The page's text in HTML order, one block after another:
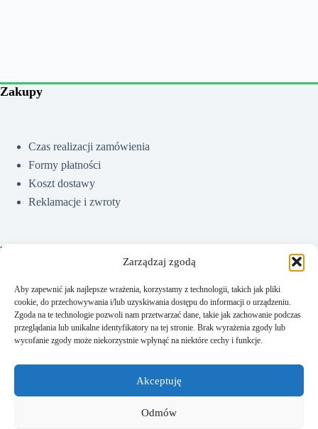
Zarządzaj zgodą
Aby zapewnić jak najlepsze wrażenia, korzystamy z technologii, takich jak pliki
cookie, do przechowywania i/lub uzyskiwania dostępu do informacji o urządzeniu.
Zgoda na te technologie pozwoli nam przetwarzać dane, takie jak zachowanie podczas
przeglądania lub unikalne identyfikatory na tej stronie. Brak wyrażenia zgody lub
wycofanie zgody może niekorzystnie wpłynąć na niektóre cechy i funkcje.
Akceptuję
Odmów
Zakupy
Czas realizacji zamówienia
Formy płatności
Koszt dostawy
Reklamacje i zwroty
Pomoc
Jak kupować?
Częste pytania
Polityka prywatności
Regulamin sklepu